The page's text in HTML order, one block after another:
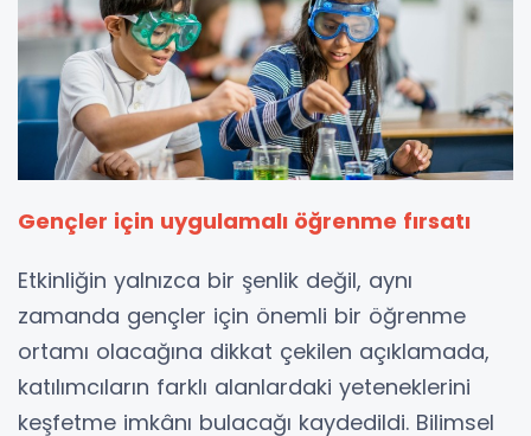
Gençler için uygulamalı öğrenme fırsatı
Etkinliğin yalnızca bir şenlik değil, aynı
zamanda gençler için önemli bir öğrenme
ortamı olacağına dikkat çekilen açıklamada,
katılımcıların farklı alanlardaki yeteneklerini
keşfetme imkânı bulacağı kaydedildi. Bilimsel